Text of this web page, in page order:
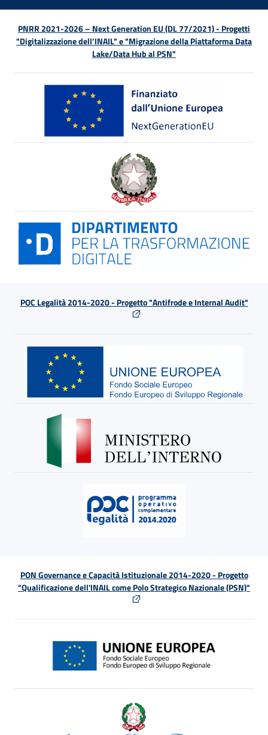
PNRR 2021-2026 – Next Generation EU (DL 77/2021) - Progetti
"Digitalizzazione dell’INAIL" e "Migrazione della Piattaforma Data
Lake/Data Hub al PSN"
POC Legalità 2014-2020 - Progetto "Antifrode e Internal Audit"
PON Governance e Capacità Istituzionale 2014-2020 - Progetto
"Qualificazione dell'INAIL come Polo Strategico Nazionale (PSN)"